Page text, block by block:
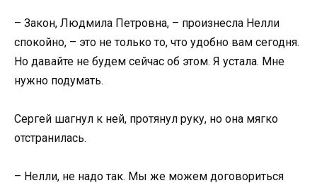
– Закон, Людмила Петровна, – произнесла Нелли
спокойно, – это не только то, что удобно вам сегодня.
Но давайте не будем сейчас об этом. Я устала. Мне
нужно подумать.
Сергей шагнул к ней, протянул руку, но она мягко
отстранилась.
– Нелли, не надо так. Мы же можем договориться